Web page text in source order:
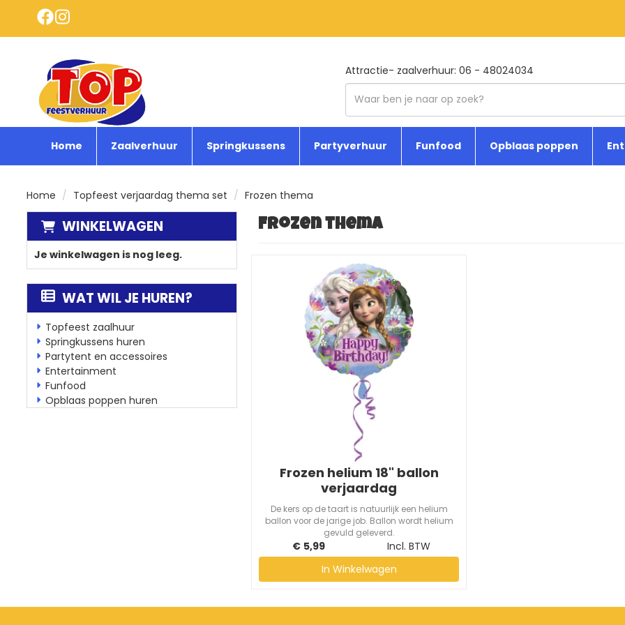
Attractie- zaalverhuur: 06 - 48024034
Home Zaalverhuur Springkussens Partyverhuur Funfood Opblaas poppen
Home Topfeest verjaardag thema set Frozen thema
WINKELWAGEN
Je winkelwagen is nog leeg.
WAT WIL JE HUREN?
Topfeest zaalhuur
Springkussens huren
Partytent en accessoires
Entertainment
Funfood
Opblaas poppen huren
Frozen thema
Frozen helium 18" ballon
verjaardag
De kers op de taart is natuurlijk een helium
ballon voor de jarige job. Ballon wordt helium
gevuld geleverd.
€ 5,99
Incl. BTW
In Winkelwagen